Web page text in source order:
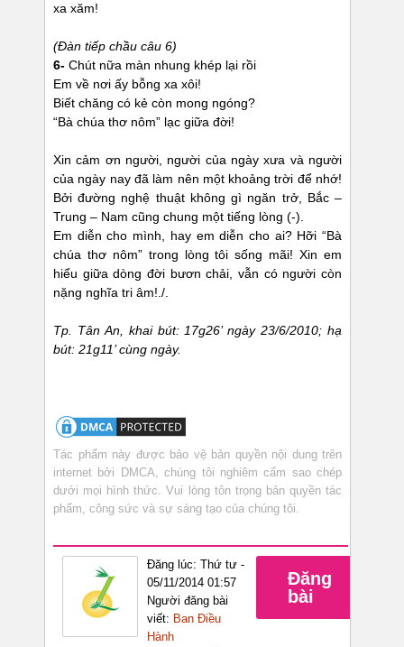
xa xăm!
(Đàn tiếp chầu câu 6)
6- Chút nữa màn nhung khép lại rồi
Em về nơi ấy bỗng xa xôi!
Biết chăng có kẻ còn mong ngóng?
“Bà chúa thơ nôm” lạc giữa đời!
Xin cảm ơn người, người của ngày xưa và người
của ngày nay đã làm nên một khoảng trời để nhớ!
Bởi đường nghệ thuật không gì ngăn trở, Bắc –
Trung – Nam cũng chung một tiếng lòng (-).
Em diễn cho mình, hay em diễn cho ai? Hỡi “Bà
chúa thơ nôm” trong lòng tôi sống mãi! Xin em
hiểu giữa dòng đời bươn chải, vẫn có người còn
nặng nghĩa tri âm!./.
Tp. Tân An, khai bút: 17g26’ ngày 23/6/2010; hạ
bút: 21g11’ cùng ngày.
Tác phẩm này được bảo vệ bản quyền nội dung trên
internet bởi DMCA, chúng tôi nghiêm cấm sao chép
dưới mọi hình thức. Vui lòng tôn trọng bản quyền tác
phẩm, công sức và sự sáng tạo của chúng tôi.
Đăng lúc: Thứ tư -
05/11/2014 01:57
Người đăng bài
viết: Ban Điều
Hành
Đăng
bài